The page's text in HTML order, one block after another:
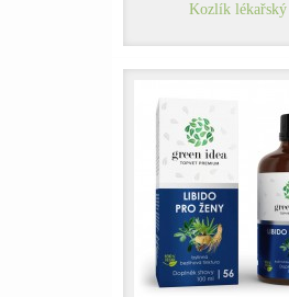
Kozlík lékařský